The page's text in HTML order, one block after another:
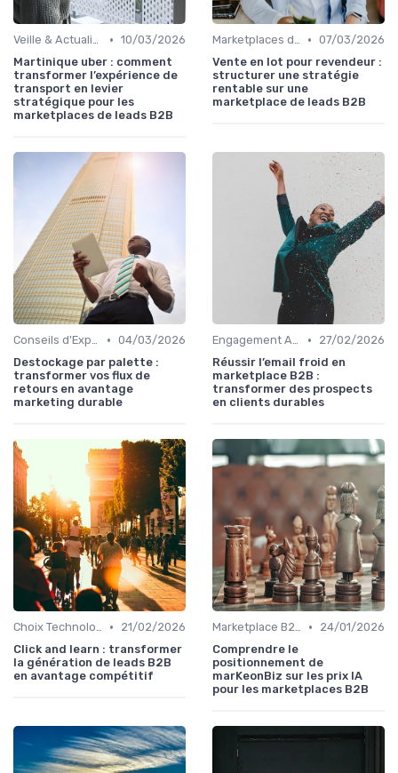
Veille & Actualités • 10/03/2026
Martinique uber : comment
transformer l’expérience de
transport en levier
stratégique pour les
marketplaces de leads B2B
Marketplaces de leadgen • 07/03/2026
Vente en lot pour revendeur :
structurer une stratégie
rentable sur une
marketplace de leads B2B
Conseils d'Experts • 04/03/2026
Destockage par palette :
transformer vos flux de
retours en avantage
marketing durable
Engagement Acheteurs •
27/02/2026
Réussir l’email froid en
marketplace B2B :
transformer des prospects
en clients durables
Choix Technologiques •
21/02/2026
Click and learn : transformer
la génération de leads B2B
en avantage compétitif
Marketplace B2B •
24/01/2026
Comprendre le
positionnement de
marKeonBiz sur les prix IA
pour les marketplaces B2B